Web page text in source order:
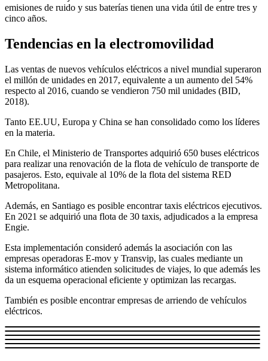
emisiones de ruido y sus baterías tienen una vida útil de entre tres y
cinco años.
Tendencias en la electromovilidad
Las ventas de nuevos vehículos eléctricos a nivel mundial superaron
el millón de unidades en 2017, equivalente a un aumento del 54%
respecto al 2016, cuando se vendieron 750 mil unidades (BID,
2018).
Tanto EE.UU, Europa y China se han consolidado como los líderes
en la materia.
En Chile, el Ministerio de Transportes adquirió 650 buses eléctricos
para realizar una renovación de la flota de vehículo de transporte de
pasajeros. Esto, equivale al 10% de la flota del sistema RED
Metropolitana.
Además, en Santiago es posible encontrar taxis eléctricos ejecutivos.
En 2021 se adquirió una flota de 30 taxis, adjudicados a la empresa
Engie.
Esta implementación consideró además la asociación con las
empresas operadoras E-mov y Transvip, las cuales mediante un
sistema informático atienden solicitudes de viajes, lo que además les
da un esquema operacional eficiente y optimizan las recargas.
También es posible encontrar empresas de arriendo de vehículos
eléctricos.